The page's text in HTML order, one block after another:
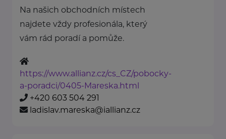
Na našich obchodních místech
najdete vždy profesionála, který
vám rád poradí a pomůže.
https://www.allianz.cz/cs_CZ/pobocky-
a-poradci/0405-Mareska.html
+420 603 504 291
ladislav.mareska@iallianz.cz